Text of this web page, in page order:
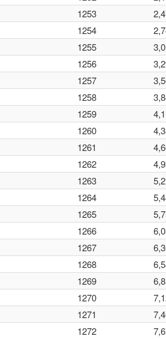
1253
1254
1255
1256
1257
1258
1259
1260
1261
1262
1263
1264
1265
1266
1267
1268
1269
1270
1271
1272